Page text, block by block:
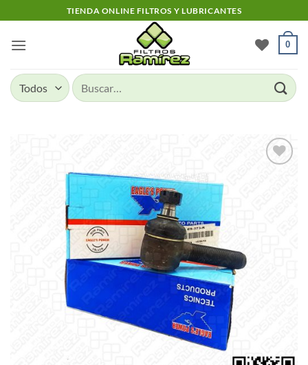
to
content
TIENDA ONLINE FILTROS Y LUBRICANTES
0
Buscar
por: